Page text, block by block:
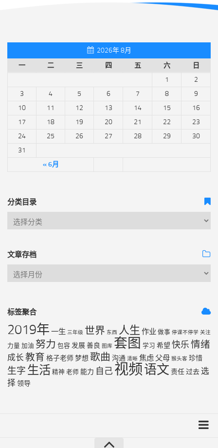
2026年 8月
一
二 三 四 五 六 日
« 6月
1
2
3
4 5 6 7 8
9
10
11 12 13 14 15
16
17
18 19 20 21 22
23
24
25 26 27 28 29
30
31
分类目录
文章存档
标签聚合
2019年 一生 三年级 世界 东西 人生 作业 做事 停课不停学 关注
力量 加油 努力 包容 发展善良 图库 套图 学习 希望 快乐情绪
成长 教育 格子老师梦想 歌曲 沟通 清晰 焦虑 父母 猴头客 珍惜
生字 生活 精神 老师 能力 自己 视频语文 责任过去 选
择 领导